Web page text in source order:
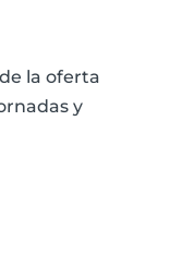
la oferta
y